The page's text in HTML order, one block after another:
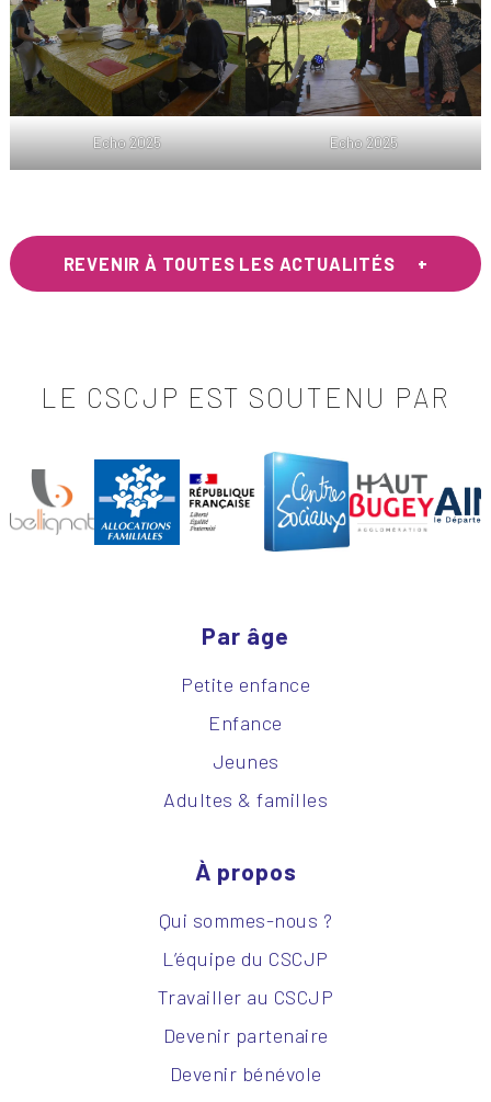
Echo 2025 Echo 2025
REVENIR À TOUTES LES ACTUALITÉS
LE CSCJP EST SOUTENU PAR
Par âge
Petite enfance
Enfance
Jeunes
Adultes & familles
À propos
Qui sommes-nous ?
L’équipe du CSCJP
Travailler au CSCJP
Devenir partenaire
Devenir bénévole